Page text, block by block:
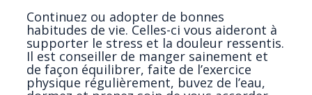
Continuez ou adopter de bonnes
habitudes de vie. Celles-ci vous aideront à
supporter le stress et la douleur ressentis.
Il est conseiller de manger sainement et
de façon équilibrer, faite de l’exercice
physique régulièrement, buvez de l’eau,